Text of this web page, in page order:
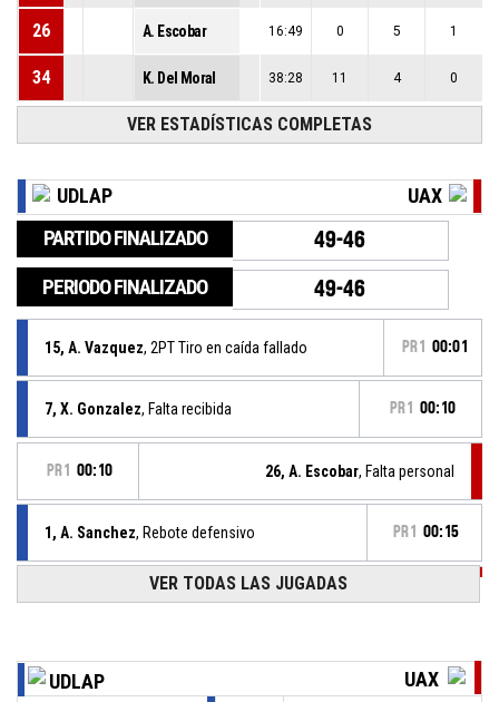
26 A. Escobar 16:49 0 5 1
34 K. Del Moral 38:28 11 4 0
VER ESTADÍSTICAS COMPLETAS
UDLAP UAX
PARTIDO FINALIZADO 49-46
PERIODO FINALIZADO 49-46
15, A. Vazquez, 2PT Tiro en caída fallado PR1 00:01
7, X. Gonzalez, Falta recibida PR1 00:10
PR1 00:10 26, A. Escobar, Falta personal
1, A. Sanchez, Rebote defensivo PR1 00:15
7, K. Romero, 3PT tiro en suspensión fallado
22, E. Campos, Recuperación
VER TODAS LAS JUGADAS
UDLAP UAX